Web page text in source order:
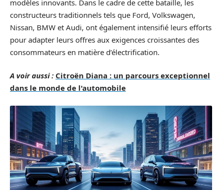
modèles innovants. Dans le cadre de cette bataille, les
constructeurs traditionnels tels que Ford, Volkswagen,
Nissan, BMW et Audi, ont également intensifié leurs efforts
pour adapter leurs offres aux exigences croissantes des
consommateurs en matière d’électrification.
A voir aussi : Citroën Diana : un parcours exceptionnel
dans le monde de l'automobile